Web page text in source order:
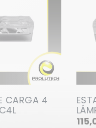
CARGA 4